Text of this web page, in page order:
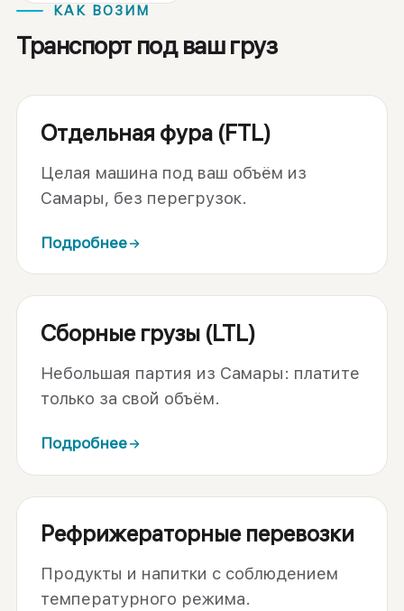
КАК ВОЗИМ
Транспорт под ваш груз
Отдельная фура (FTL)
Целая машина под ваш объём из
Самары, без перегрузок.
Подробнее
Сборные грузы (LTL)
Небольшая партия из Самары: платите
только за свой объём.
Подробнее
Рефрижераторные перевозки
Продукты и напитки с соблюдением
температурного режима.